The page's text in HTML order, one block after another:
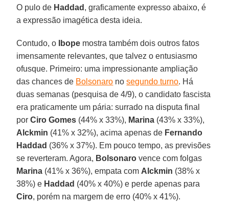
O pulo de Haddad , graficamente expresso abaixo, é
a expressão imagética desta ideia.
Contudo, o Ibope mostra também dois outros fatos
imensamente relevantes, que talvez o entusiasmo
ofusque. Primeiro: uma impressionante ampliação
das chances de Bolsonaro nosegundo turno. Há
duas semanas (pesquisa de 4/9), o candidato fascista
era praticamente um pária: surrado na disputa final
porCiro Gomes (44% x 33%), Marina (43% x 33%),
Alckmin (41% x 32%), acima apenas de Fernando
Haddad (36% x 37%). Em pouco tempo, as previsões
se reverteram. Agora, Bolsonaro vence com folgas
Marina (41% x 36%), empata com Alckmin (38% x
38%) e Haddad (40% x 40%) e perde apenas para
Ciro, porém na margem de erro (40% x 41%).